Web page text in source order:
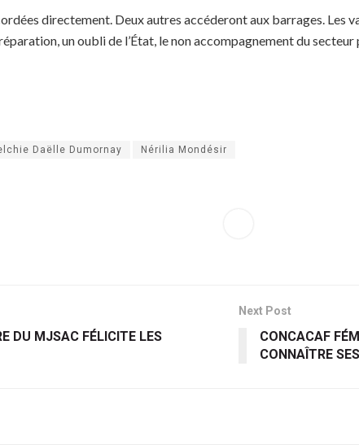
directement. Deux autres accéderont aux barrages. Les
un oubli de l’État, le non accompagnement du
Daëlle Dumornay Nérilia Mondésir
DU MJSAC FÉLICITE LES
Next Post
CONCACAF
CONNAÎTRE